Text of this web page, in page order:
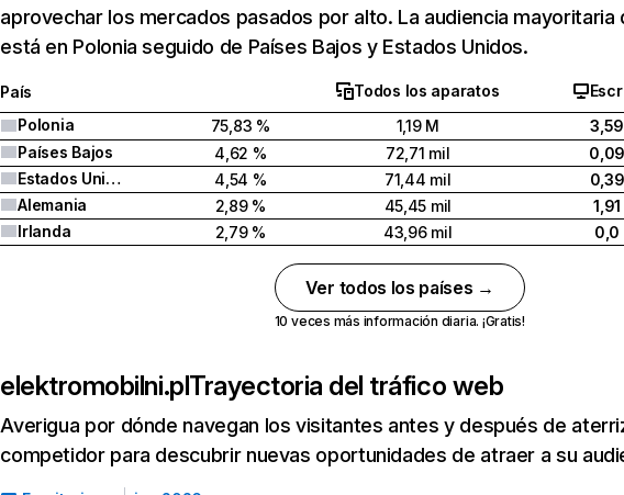
aprovechar los mercados pasados por alto. La audiencia mayoritaria
está en Polonia seguido de Países Bajos y Estados Unidos.
País Todos los aparatos
Polonia
75,83 % 1,19 M
Países Bajos
4,62 % 72,71 mil
Estados Unidos
4,54 % 71,44 mil
Alemania
2,89 % 45,45 mil
Irlanda
2,79 % 43,96 mil 0,0
Ver todos los países →
10 veces más información diaria. ¡Gratis!
elektromobilni.plTrayectoria del tráfico web
Averigua por dónde navegan los visitantes antes y después de
competidor para descubrir nuevas oportunidades de atraer a su